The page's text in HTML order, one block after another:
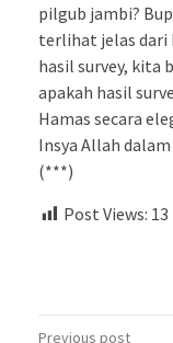
pilgub jambi?
terlihat jelas dari
hasil survey, kita
apakah hasil
Hamas secara
Insya Allah
(***)
Post Views: 13
Previous post